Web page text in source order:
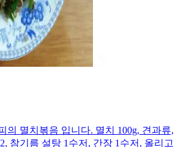
의 멸치볶음 입니다. 멸치 100g, 견과류,
참기름 설탕 1수저, 간장 1수저, 올리고